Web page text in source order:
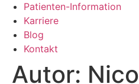
Patienten-Information
Karriere
Blog
Kontakt
Autor: Nico